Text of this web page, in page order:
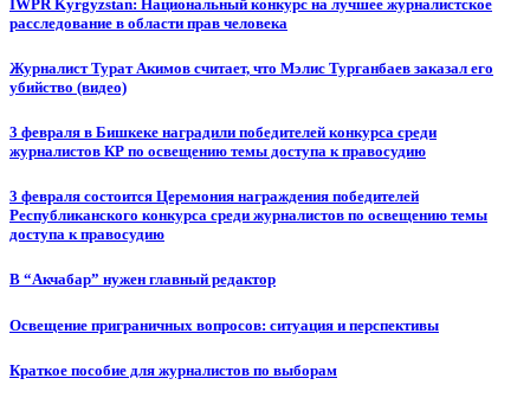
IWPR Kyrgyzstan: Национальный конкурс на лучшее журналистское
расследование в области прав человека
Журналист Турат Акимов считает, что Мэлис Турганбаев заказал его
убийство (видео)
3 февраля в Бишкеке наградили победителей конкурса среди
журналистов КР по освещению темы доступа к правосудию
3 февраля состоится Церемония награждения победителей
Республиканского конкурса среди журналистов по освещению темы
доступа к правосудию
В “Акчабар” нужен главный редактор
Освещение приграничных вопросов: ситуация и перспективы
Краткое пособие для журналистов по выборам